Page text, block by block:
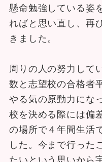
懸命勉強している姿
ればと思い直し、再
きました。
周りの人の努力して
数と志望校の合格者
やる気の原動力にな
校を決める際には偏
の場所で４年間生活
した。今まで行った
たいという思いから